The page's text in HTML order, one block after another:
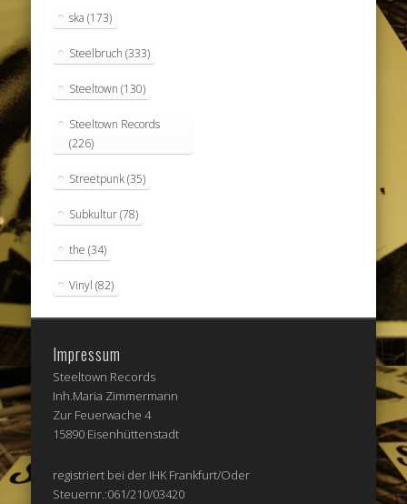
ska (173)
Steelbruch (333)
Steeltown (130)
Steeltown Records
(226)
Streetpunk(35)
Subkultur(78)
the (34)
Vinyl (82)
Impressum
Steeltown Records
Inh.Maria Zimmermann
Zur Feuerwache 4
15890 Eisenhüttenstadt
registriert bei der IHK Frankfurt/Oder
Steuernr.:061/210/03420